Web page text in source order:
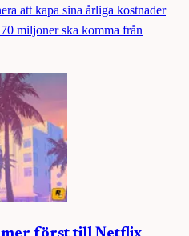
att kapa sina årliga kostnader
miljoner ska komma från